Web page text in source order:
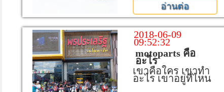
อ่านต่อ
2018-06-09
09:52:32
motoparts คือ
อะไร
เขาคือใคร เขาทำ
อะไร เขาอยู่ที่ไหน